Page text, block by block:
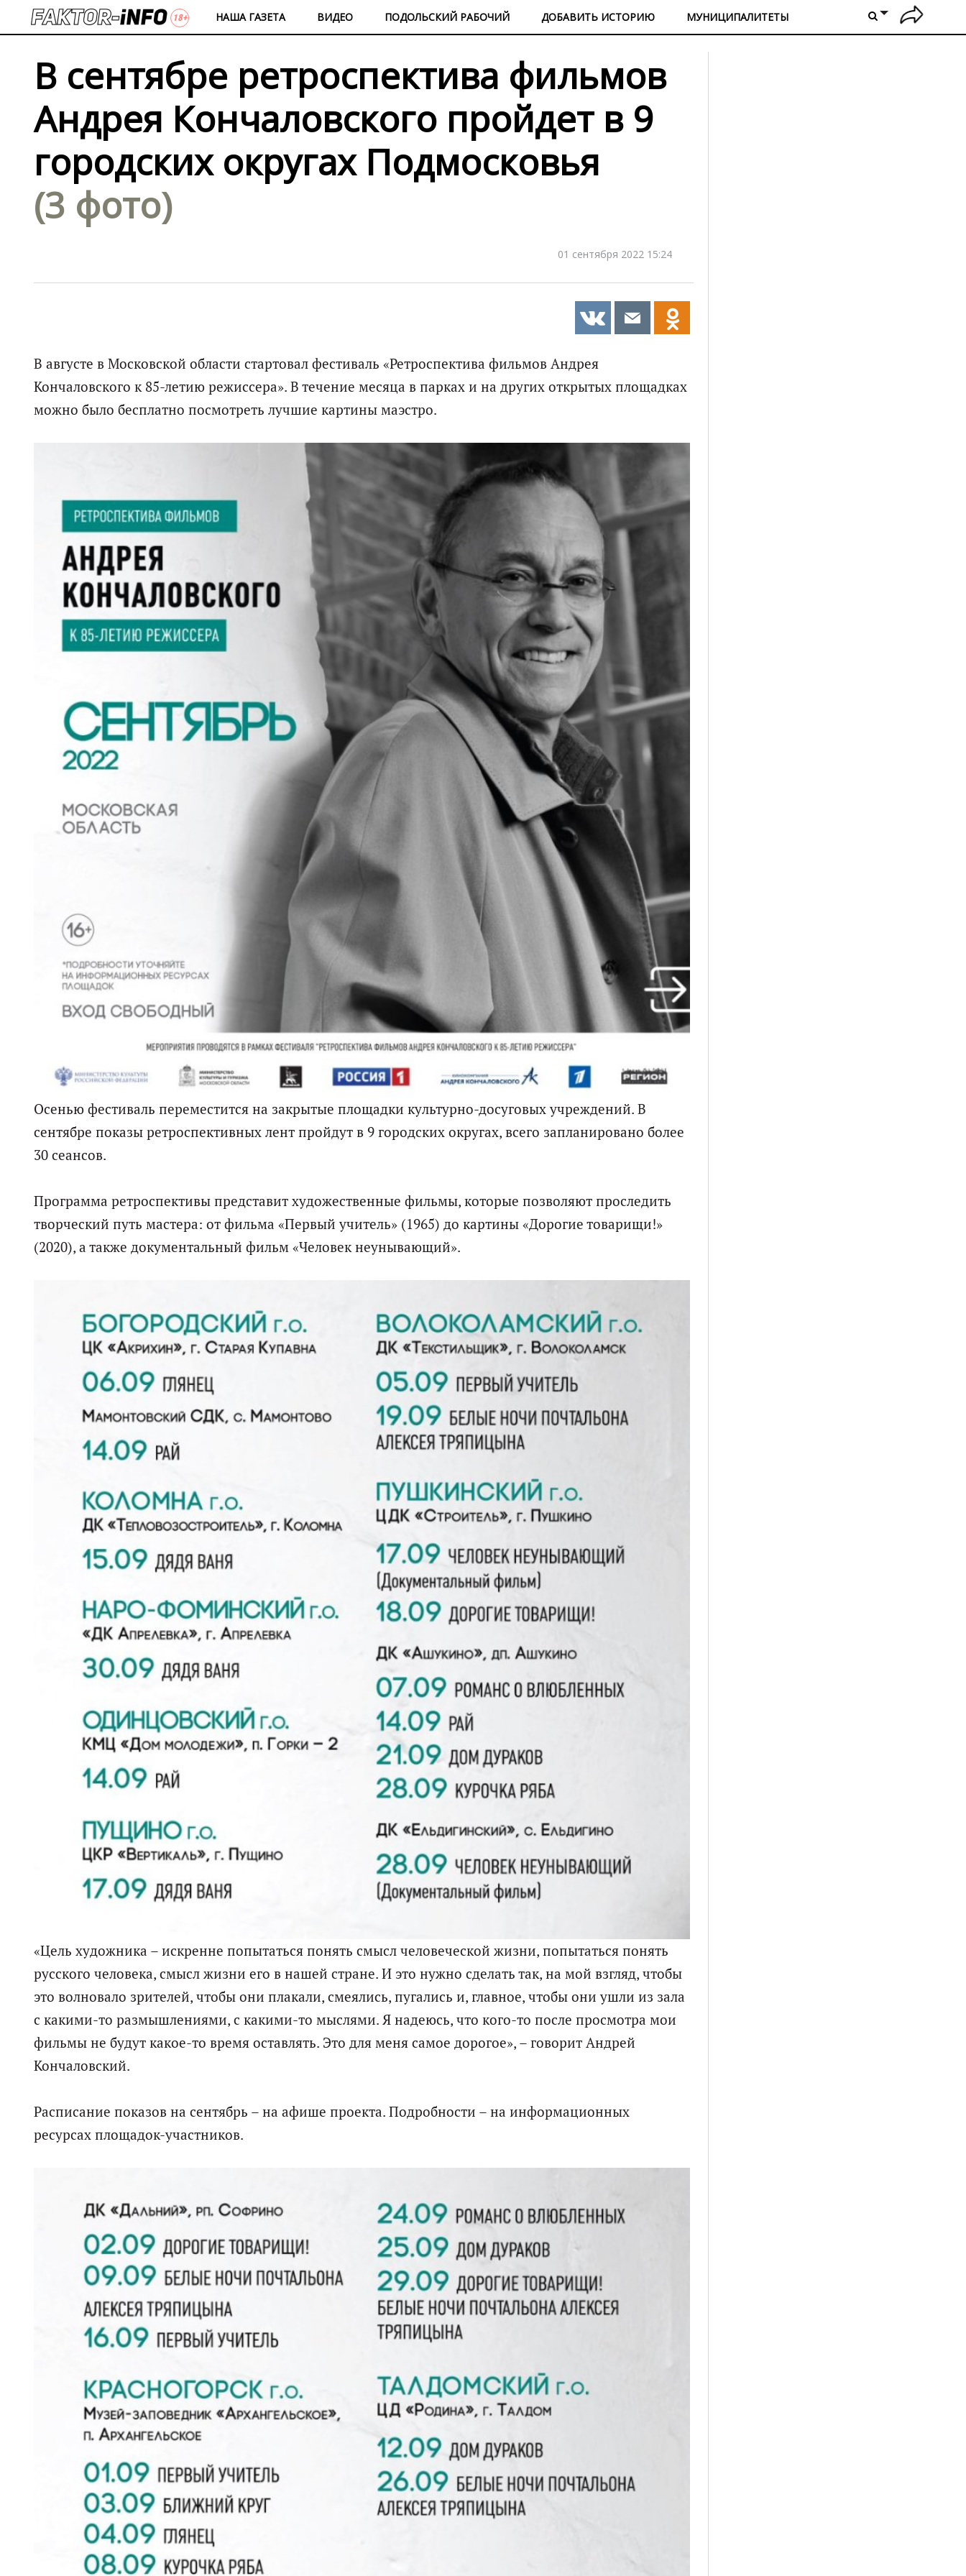
НАША ГАЗЕТА ВИДЕО ПОДОЛЬСКИЙ РАБОЧИЙ ДОБАВИТЬ ИСТОРИЮ МУНИЦИПАЛИТЕТЫ
В сентябре ретроспектива фильмов
Андрея Кончаловского пройдет в 9
городских округах Подмосковья
(3 фото)
01 сентября 2022 15:24
В августе в Московской области стартовал фестиваль «Ретроспектива фильмов Андрея
Кончаловского к 85-летию режиссера». В течение месяца в парках и на других открытых площадках
можно было бесплатно посмотреть лучшие картины маэстро.
Осенью фестиваль переместится на закрытые площадки культурно-досуговых учреждений. В
сентябре показы ретроспективных лент пройдут в 9 городских округах, всего запланировано более
30 сеансов.
Программа ретроспективы представит художественные фильмы, которые позволяют проследить
творческий путь мастера: от фильма «Первый учитель» (1965) до картины «Дорогие товарищи!»
(2020), а также документальный фильм «Человек неунывающий».
«Цель художника – искренне попытаться понять смысл человеческой жизни, попытаться понять
русского человека, смысл жизни его в нашей стране. И это нужно сделать так, на мой взгляд, чтобы
это волновало зрителей, чтобы они плакали, смеялись, пугались и, главное, чтобы они ушли из зала
с какими-то размышлениями, с какими-то мыслями. Я надеюсь, что кого-то после просмотра мои
фильмы не будут какое-то время оставлять. Это для меня самое дорогое», – говорит Андрей
Кончаловский.
Расписание показов на сентябрь – на афише проекта. Подробности – на информационных
ресурсах площадок-участников.